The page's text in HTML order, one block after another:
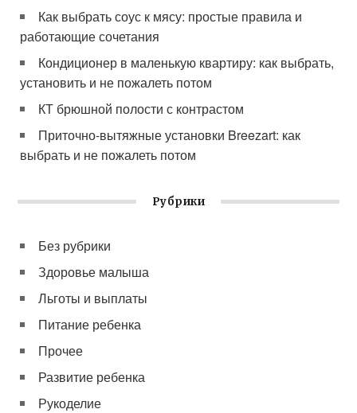
Как выбрать соус к мясу: простые правила и
работающие сочетания
Кондиционер в маленькую квартиру: как выбрать,
установить и не пожалеть потом
КТ брюшной полости с контрастом
Приточно-вытяжные установки Breezart: как
выбрать и не пожалеть потом
Рубрики
Без рубрики
Здоровье малыша
Льготы и выплаты
Питание ребенка
Прочее
Развитие ребенка
Рукоделие